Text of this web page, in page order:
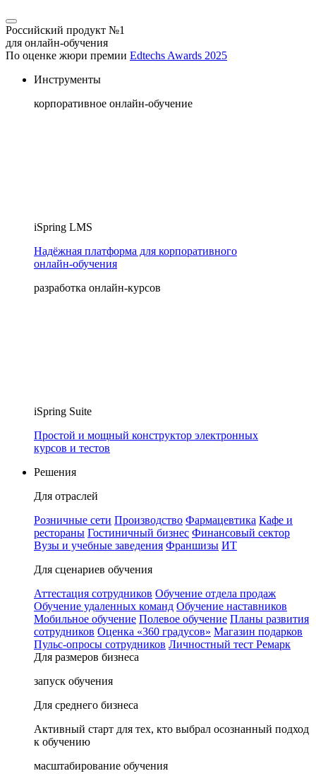
Российский продукт №1
для онлайн-обучения
По оценке жюри премии Edtechs Awards 2025
Инструменты
корпоративное онлайн-обучение
iSpring LMS
Надёжная платформа для корпоративного
онлайн‑обучения
разработка онлайн-курсов
iSpring Suite
Простой и мощный конструктор электронных
курсов и тестов
Решения
Для отраслей
Розничные сети Производство Фармацевтика Кафе и
рестораны Гостиничный бизнес Финансовый сектор
Вузы и учебные заведения Франшизы ИТ
Для сценариев обучения
Аттестация сотрудников Обучение отдела продаж
Обучение удаленных команд Обучение наставников
Мобильное обучение Полевое обучение Планы развития
сотрудников Оценка «360 градусов» Магазин подарков
Пульс-опросы сотрудников Личностный тест Ремарк
Для размеров бизнеса
запуск обучения
Для среднего бизнеса
Активный старт для тех, кто выбрал осознанный подход
к обучению
масштабирование обучения